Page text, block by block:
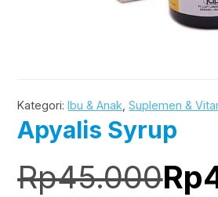
Kategori:Ibu & Anak ,Suplemen &
Apyalis Syrup
Rp45.000Rp